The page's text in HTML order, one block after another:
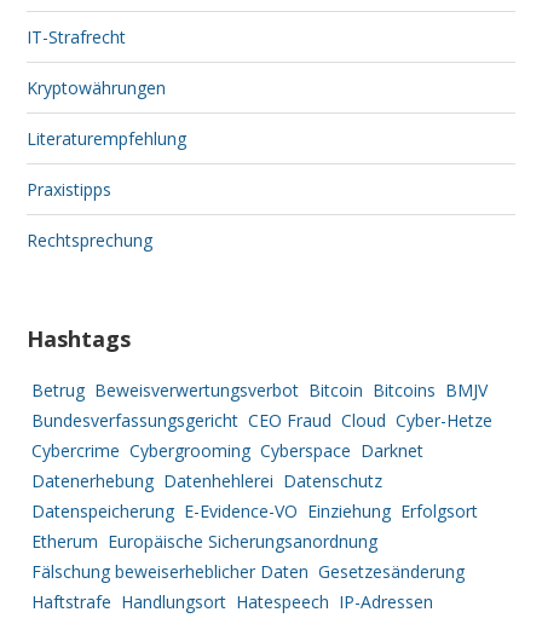
IT-Strafrecht
Kryptowährungen
Literaturempfehlung
Praxistipps
Rechtsprechung
Hashtags
Betrug Beweisverwertungsverbot Bitcoin Bitcoins BMJV
Bundesverfassungsgericht CEO Fraud Cloud Cyber-Hetze
Cybercrime Cybergrooming Cyberspace Darknet
Datenerhebung Datenhehlerei Datenschutz
Datenspeicherung E-Evidence-VO Einziehung Erfolgsort
Etherum Europäische Sicherungsanordnung
Fälschung beweiserheblicher Daten Gesetzesänderung
Haftstrafe Handlungsort Hatespeech IP-Adressen